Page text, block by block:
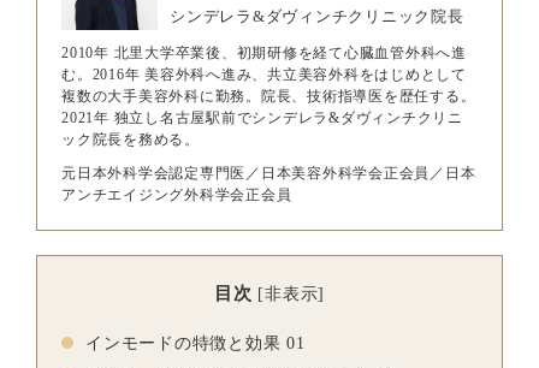
シンデレラ&ダヴィンチクリニック院長
2010年 北里大学卒業後、初期研修を経て心臓血管外科へ進
む。2016年 美容外科へ進み、共立美容外科をはじめとして
複数の大手美容外科に勤務。院長、技術指導医を歴任する。
2021年 独立し名古屋駅前でシンデレラ&ダヴィンチクリニ
ック院長を務める。
元日本外科学会認定専門医／日本美容外科学会正会員／日本
アンチエイジング外科学会正会員
目次 [非表示]
インモードの特徴と効果 01